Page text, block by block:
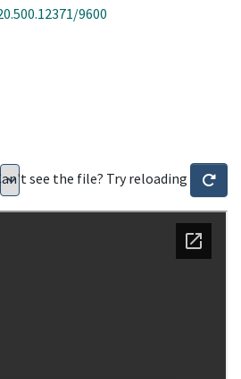
9600
see the file? Try reloading